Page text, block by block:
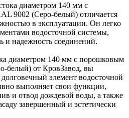
диаметром 140 мм с
9002 (Серо-белый) отличается
в эксплуатации. Он легко
водосточной системы,
и надежность соединений.
диаметром 140 мм с порошковым
белый) от КровЗавод, вы
элемент водосточной
выполняет свои функции,
и отвод дождевой воды, а также
завершенный и эстетически